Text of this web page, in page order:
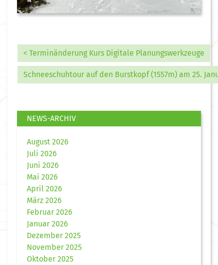
< Terminänderung Kurs Digitale Planungswerkzeuge
Schneeschuhtour auf den Burstkopf (1557m) am 25.
NEWS-ARCHIV
August 2026
Juli 2026
Juni 2026
Mai 2026
April 2026
März 2026
Februar 2026
Januar 2026
Dezember 2025
November 2025
Oktober 2025